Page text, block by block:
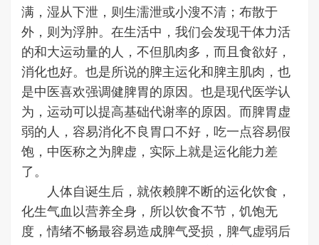
满，湿从下泄，则生濡泄或小溲不清；布散于
外，则为浮肿。在生活中，我们会发现干体力活
的和大运动量的人，不但肌肉多，而且食欲好，
消化也好。也是所说的脾主运化和脾主肌肉，也
是中医喜欢强调健脾胃的原因。也是现代医学认
为，运动可以提高基础代谢率的原因。而脾胃虚
弱的人，容易消化不良胃口不好，吃一点容易假
饱，中医称之为脾虚，实际上就是运化能力差
了。
人体自诞生后，就依赖脾不断的运化饮食，
化生气血以营养全身，所以饮食不节，饥饱无
度，情绪不畅最容易造成脾气受损，脾气虚弱后